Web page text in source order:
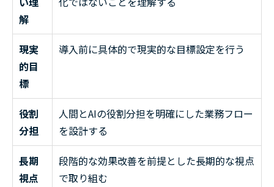
解
現実
的目
標
導入前に具体的で現実的な目標設定を行う
役割
分担
人間とAIの役割分担を明確にした業務フロー
を設計する
長期
視点
段階的な効果改善を前提とした長期的な視点
で取り組む